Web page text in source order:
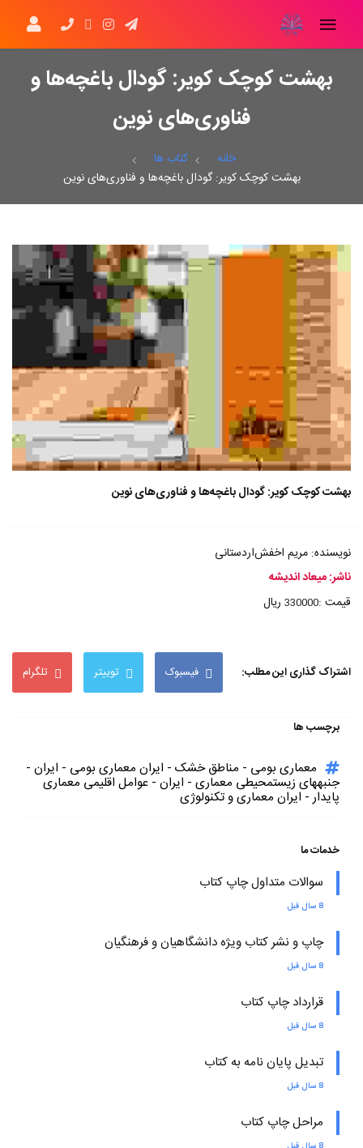
بهشت کوچک کویر: ﮔﻮدﺍل ﺑﺎﻏﭽﻪها و
ﻓﻨﺎﻭﺭﯼهای ﻧﻮﯾﻦ
خانه
کتاب ها
بهشت کوچک کویر: ﮔﻮدﺍل ﺑﺎﻏﭽﻪها و ﻓﻨﺎﻭﺭﯼهای ﻧﻮﯾﻦ
بهشت کوچک کویر: ﮔﻮدﺍل ﺑﺎﻏﭽﻪها و ﻓﻨﺎﻭﺭﯼهای ﻧﻮﯾﻦ
نویسنده: مریم اخفش‌اردستانی
ناشر: میعاد اندیشه
قیمت :330000 ریال
اشتراک گذاری این مطلب: فیسبوک توییتر تلگرام
برچسب ها
معماری بومی - مناطق خشک - ایران معماری بومی - ایران -
جنبههای زیستمحیطی معماری - ایران - عوامل اقلیمی معماری
پایدار - ایران معماری و تکنولوژی
خدمات ما
سوالات متداول چاپ کتاب
8 سال قبل
چاپ و نشر کتاب ویژه دانشگاهیان و فرهنگیان
8 سال قبل
قرارداد چاپ کتاب
8 سال قبل
تبدیل پایان نامه به کتاب
8 سال قبل
مراحل چاپ کتاب